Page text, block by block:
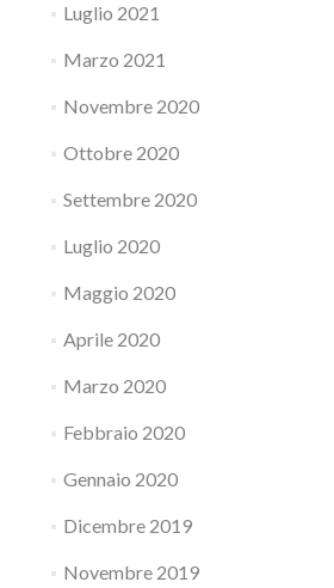
Luglio 2021
Marzo 2021
Novembre 2020
Ottobre 2020
Settembre 2020
Luglio 2020
Maggio 2020
Aprile 2020
Marzo 2020
Febbraio 2020
Gennaio 2020
Dicembre 2019
Novembre 2019